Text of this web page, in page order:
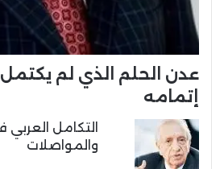
عدن الحلم الذي لم
إتمامه
التكامل العربي
والمواصلات